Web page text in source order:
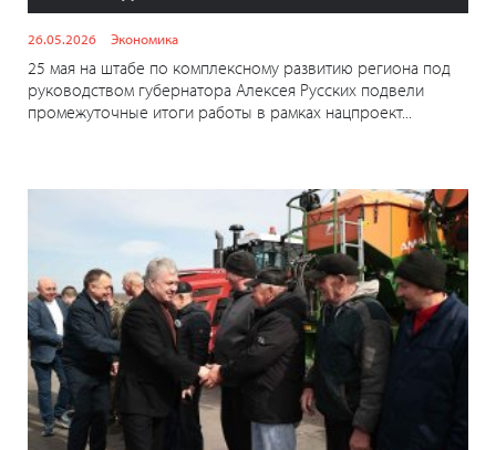
26.05.2026 Экономика
25 мая на штабе по комплексному развитию региона под
руководством губернатора Алексея Русских подвели
промежуточные итоги работы в рамках нацпроект...